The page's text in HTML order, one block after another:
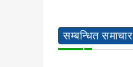
सम्बन्धित समाचार